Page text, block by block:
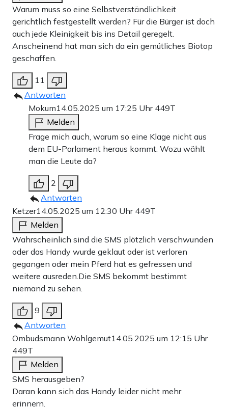
Warum muss so eine Selbstverständlichkeit
gerichtlich festgestellt werden? Für die Bürger ist doch
auch jede Kleinigkeit bis ins Detail geregelt.
Anscheinend hat man sich da ein gemütliches Biotop
geschaffen.
11
Antworten
Mokum14.05.2025 um 17:25 Uhr 449T
Melden
Frage mich auch, warum so eine Klage nicht aus
dem EU-Parlament heraus kommt. Wozu wählt
man die Leute da?
2
Antworten
Ketzer14.05.2025 um 12:30 Uhr 449T
Melden
Wahrscheinlich sind die SMS plötzlich verschwunden
oder das Handy wurde geklaut oder ist verloren
gegangen oder mein Pferd hat es gefressen und
weitere ausreden.Die SMS bekommt bestimmt
niemand zu sehen.
9
Antworten
Ombudsmann Wohlgemut14.05.2025 um 12:15 Uhr
449T
Melden
SMS herausgeben?
Daran kann sich das Handy leider nicht mehr
erinnern.